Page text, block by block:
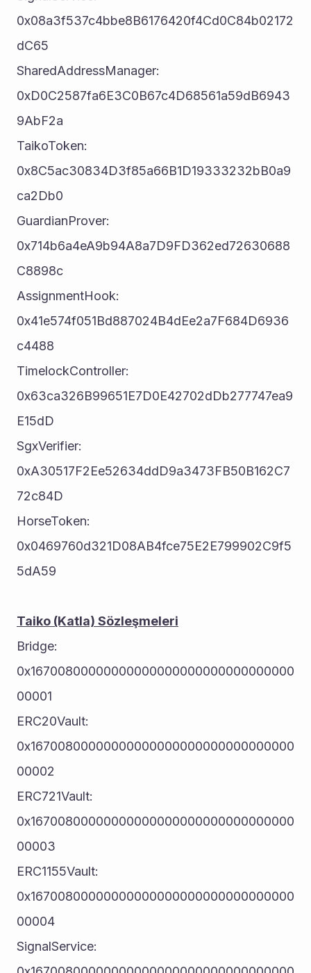
0x08a3f537c4bbe8B6176420f4Cd0C84b02172
dC65
SharedAddressManager:
0xD0C2587fa6E3C0B67c4D68561a59dB6943
9AbF2a
TaikoToken:
0x8C5ac30834D3f85a66B1D19333232bB0a9
ca2Db0
GuardianProver:
0x714b6a4eA9b94A8a7D9FD362ed72630688
C8898c
AssignmentHook:
0x41e574f051Bd887024B4dEe2a7F684D6936
c4488
TimelockController:
0x63ca326B99651E7D0E42702dDb277747ea9
E15dD
SgxVerifier:
0xA30517F2Ee52634ddD9a3473FB50B162C7
72c84D
HorseToken:
0x0469760d321D08AB4fce75E2E799902C9f5
5dA59
Taiko (Katla) Sözleşmeleri
Bridge:
0x16700800000000000000000000000000000
00001
ERC20Vault:
0x16700800000000000000000000000000000
00002
ERC721Vault:
0x16700800000000000000000000000000000
00003
ERC1155Vault:
0x16700800000000000000000000000000000
00004
SignalService: